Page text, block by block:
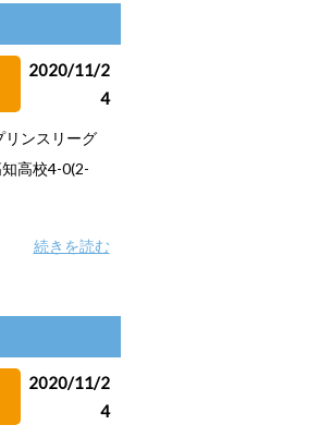
2020/11/2
4
リンスリーグ
高校4-0(2-
続きを読む
2020/11/2
4